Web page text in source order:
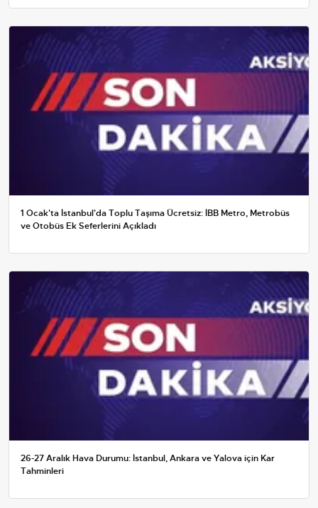
1 Ocak'ta İstanbul'da Toplu Taşıma Ücretsiz: İBB Metro, Metrobüs
ve Otobüs Ek Seferlerini Açıkladı
26-27 Aralık Hava Durumu: İstanbul, Ankara ve Yalova için Kar
Tahminleri